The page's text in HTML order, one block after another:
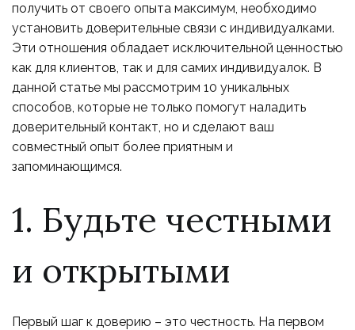
получить от своего опыта максимум, необходимо
установить доверительные связи с индивидуалками.
Эти отношения обладает исключительной ценностью
как для клиентов, так и для самих индивидуалок. В
данной статье мы рассмотрим 10 уникальных
способов, которые не только помогут наладить
доверительный контакт, но и сделают ваш
совместный опыт более приятным и
запоминающимся.
1. Будьте честными
и открытыми
Первый шаг к доверию – это честность. На первом